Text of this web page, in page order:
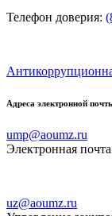
Телефон доверия:
Адреса электронной
ump@aoumz.ru
Электронная
uz@aoumz.ru